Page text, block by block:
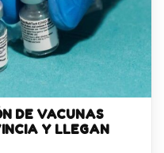
DE VACUNAS
Y LLEGAN